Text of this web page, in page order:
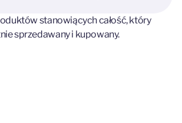
stanowiących całość, który
sprzedawany i kupowany.